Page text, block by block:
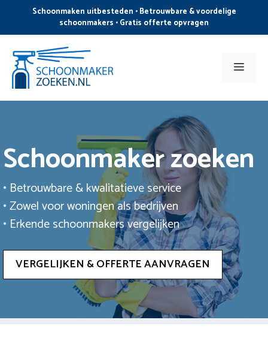
de
inhoud
Schoonmaken uitbesteden • Betrouwbare & voordelige
schoonmakers • Gratis offerte opvragen
Menu
Schoonmaker zoeken
• Betrouwbare & kwalitatieve service
• Zowel voor woningen als bedrijven
• Erkende schoonmakers vergelijken
VERGELIJKEN & OFFERTE AANVRAGEN